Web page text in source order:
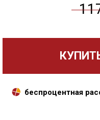
беспроцентная